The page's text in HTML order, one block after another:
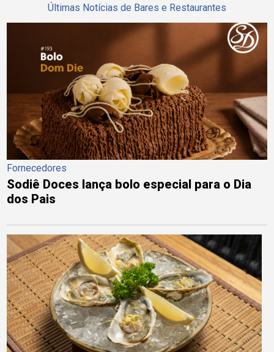
Últimas Notícias de Bares e Restaurantes
Fornecedores
Sodiê Doces lança bolo especial para o Dia
dos Pais